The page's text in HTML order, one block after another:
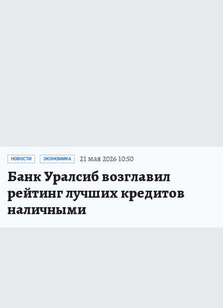
НОВОСТИ ЭКОНОМИКА 21 мая 2026 10:50
Банк Уралсиб возглавил
рейтинг лучших кредитов
наличными